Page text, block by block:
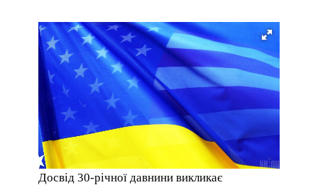
Досвід 30-річної давнини викликає